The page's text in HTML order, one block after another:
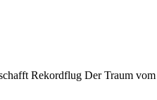
Rekordflug Der Traum